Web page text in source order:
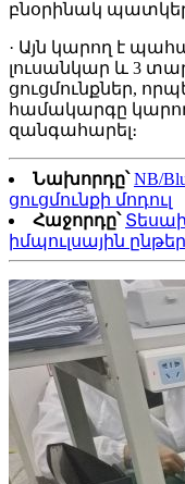
բնօրինակ
· Այն կարող է
լուսանկար և 3
ցուցմունքներ,
համակարգը
զանգահարել։
Նախորդը՝ NB/
ցուցմունքի մոդուլ
Հաջորդը՝
իմպուլսային